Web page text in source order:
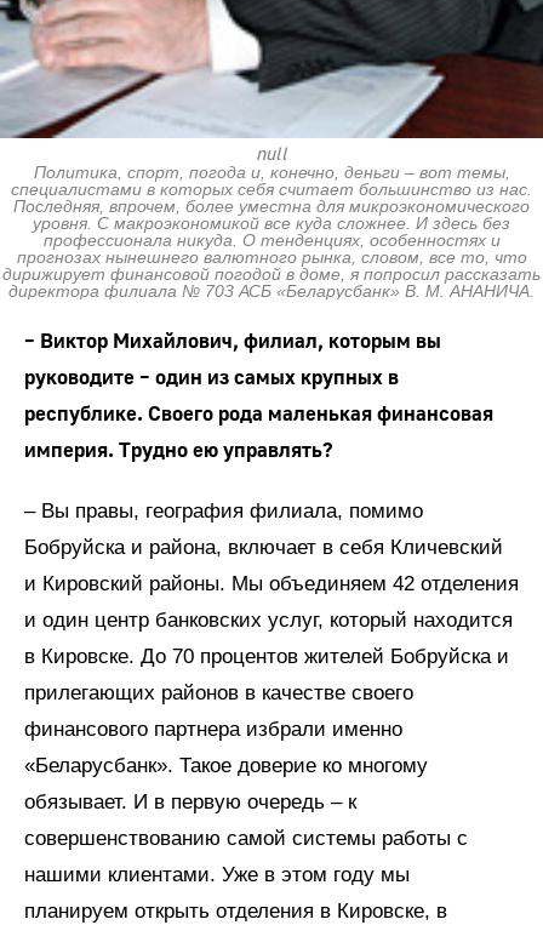
null
Политика, спорт, погода и, конечно, деньги – вот темы,
специалистами в которых себя считает большинство из нас.
Последняя, впрочем, более уместна для микроэкономического
уровня. С макроэкономикой все куда сложнее. И здесь без
профессионала никуда. О тенденциях, особенностях и
прогнозах нынешнего валютного рынка, словом, все то, что
дирижирует финансовой погодой в доме, я попросил рассказать
директора филиала № 703 АСБ «Беларусбанк» В. М. АНАНИЧА.
– Виктор Михайлович, филиал, которым вы
руководите – один из самых крупных в
республике. Своего рода маленькая финансовая
империя. Трудно ею управлять?
– Вы правы, география филиала, помимо
Бобруйска и района, включает в себя Кличевский
и Кировский районы. Мы объединяем 42 отделения
и один центр банковских услуг, который находится
в Кировске. До 70 процентов жителей Бобруйска и
прилегающих районов в качестве своего
финансового партнера избрали именно
«Беларусбанк». Такое доверие ко многому
обязывает. И в первую очередь – к
совершенствованию самой системы работы с
нашими клиентами. Уже в этом году мы
планируем открыть отделения в Кировске, в